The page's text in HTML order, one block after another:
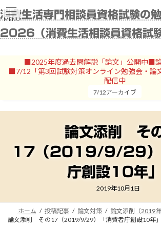
ン
ン
ビ
ー
消費生活専門相談員資格試験の
2026（消費生活相談員資格試験
■2025年度過去問解説「論文」公開中■
■7/12「第3回試験対策オンライン勉強会・論
配信中
7/12アーカイブ
論文添削 そ
17（2019/9/29）
庁創設10年」
2019年10月1日
ホーム 投稿記事 論文対策
論文添削（2019年
論文添削 その17（2019/9/29）「消費者庁創設10年」
MENU